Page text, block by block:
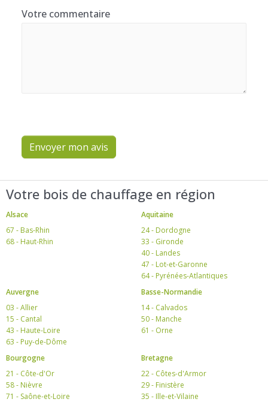
Votre commentaire
Envoyer mon avis
Votre bois de chauffage en région
Alsace
67 - Bas-Rhin
68 - Haut-Rhin
Aquitaine
24 - Dordogne
33 - Gironde
40 - Landes
47 - Lot-et-Garonne
64 - Pyrénées-Atlantiques
Auvergne
03 - Allier
15 - Cantal
43 - Haute-Loire
63 - Puy-de-Dôme
Basse-Normandie
14 - Calvados
50 - Manche
61 - Orne
Bourgogne
21 - Côte-d'Or
58 - Nièvre
71 - Saône-et-Loire
Bretagne
22 - Côtes-d'Armor
29 - Finistère
35 - Ille-et-Vilaine